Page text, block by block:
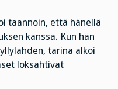
taannoin, että hänellä
kanssa. Kun hän
tarina alkoi
loksahtivat